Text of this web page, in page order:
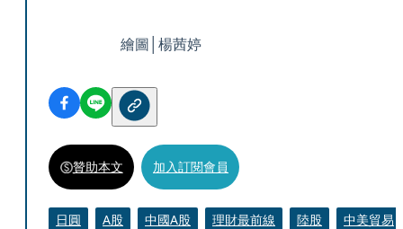
繪圖│楊茜婷
贊助本文 加入訂閱會員
日圓 A股 中國A股 理財最前線 陸股 中美貿易